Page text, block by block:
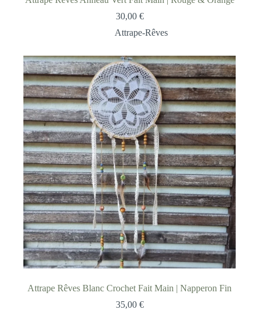
30,00 €
Attrape-Rêves
Attrape Rêves Blanc Crochet Fait Main | Napperon Fin
35,00 €